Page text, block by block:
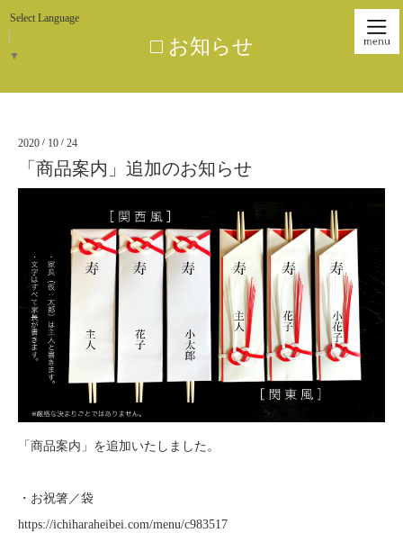
Select Language
▼ □ お知らせ
2020 / 10 / 24
「商品案内」追加のお知らせ
「商品案内」を追加いたしました。
・お祝箸／袋
https://ichiharaheibei.com/menu/c983517